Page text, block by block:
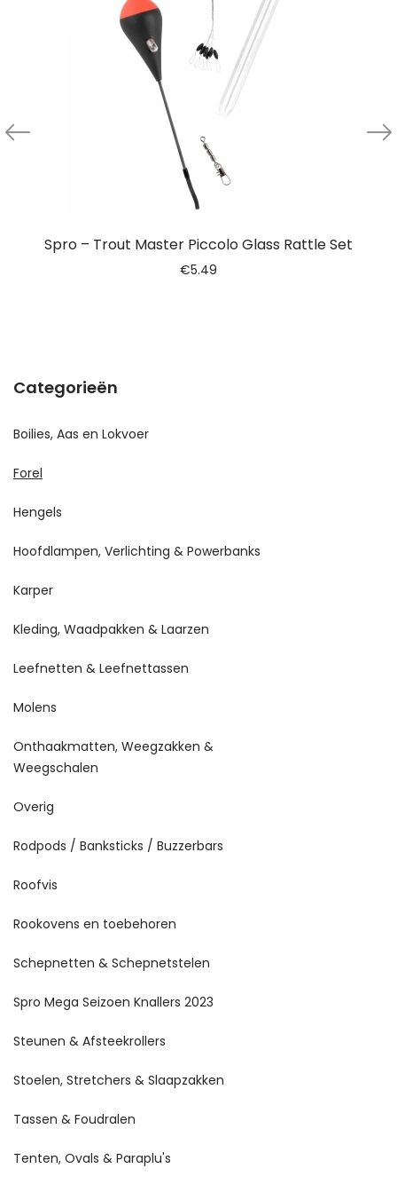
Spro – Trout Master Piccolo Glass Rattle Set
€5.49
Categorieën
Boilies, Aas en Lokvoer
Forel
Hengels
Hoofdlampen, Verlichting & Powerbanks
Karper
Kleding, Waadpakken & Laarzen
Leefnetten & Leefnettassen
Molens
Onthaakmatten, Weegzakken &
Weegschalen
Overig
Rodpods / Banksticks / Buzzerbars
Roofvis
Rookovens en toebehoren
Schepnetten & Schepnetstelen
Spro Mega Seizoen Knallers 2023
Steunen & Afsteekrollers
Stoelen, Stretchers & Slaapzakken
Tassen & Foudralen
Tenten, Ovals & Paraplu's